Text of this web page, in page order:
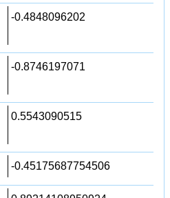
-0.4848096202
-0.8746197071
0.5543090515
-0.45175687754506